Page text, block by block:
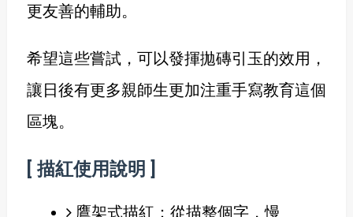
更友善的輔助。
希望這些嘗試，可以發揮拋磚引玉的效用，
讓日後有更多親師生更加注重手寫教育這個
區塊。
[ 描紅使用說明 ]
鷹架式描紅：從描整個字，慢